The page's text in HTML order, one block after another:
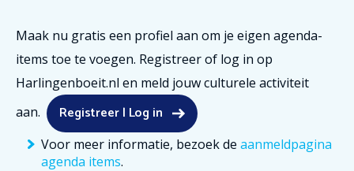
Maak nu gratis een profiel aan om je eigen agenda-
items toe te voegen. Registreer of log in op
Harlingenboeit.nl en meld jouw culturele activiteit
aan.
Registreer | Log in
Voor meer informatie, bezoek de aanmeldpagina
agenda items.